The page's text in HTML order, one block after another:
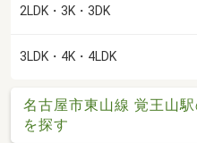
2LDK・3K・3DK
3LDK・4K・4LDK
名古屋市東山線 覚王山駅
を探す